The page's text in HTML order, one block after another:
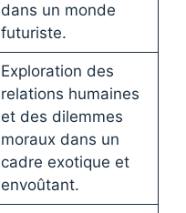
dans un monde
futuriste.
Exploration des
relations humaines
et des dilemmes
moraux dans un
cadre exotique et
envoûtant.